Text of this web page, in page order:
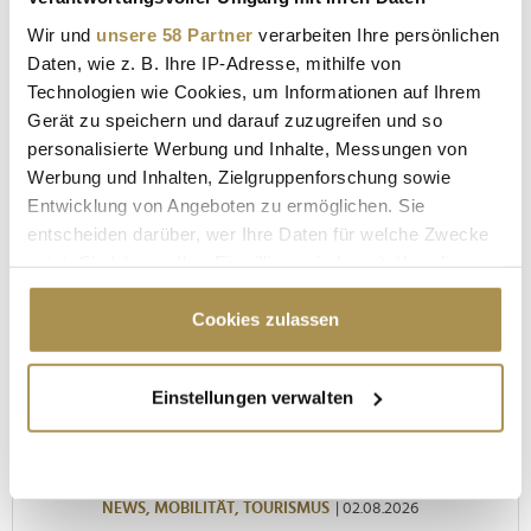
Wir und unsere 58 Partner verarbeiten Ihre persönlichen
Daten, wie z. B. Ihre IP-Adresse, mithilfe von
Technologien wie Cookies, um Informationen auf Ihrem
Gerät zu speichern und darauf zuzugreifen und so
personalisierte Werbung und Inhalte, Messungen von
Werbung und Inhalten, Zielgruppenforschung sowie
Entwicklung von Angeboten zu ermöglichen. Sie
entscheiden darüber, wer Ihre Daten für welche Zwecke
Cookie-Erklärung oder durch Klicken auf das Privacy
Trigger Symbol ändern oder widerrufen
Informationen über Ihre geografische Lage
erfassen, welche bis auf einige Meter genau sein
bestimmten Merkmalen (Fingerprinting) identifizieren
Cookies zulassen
Einstellungen verwalten
"Die Leute wollen einen Skandal im
Sommerloch"
LUFTFAHRT-INSIDER
NEWS, MOBILITÄT, TOURISMUS | 02.08.2026